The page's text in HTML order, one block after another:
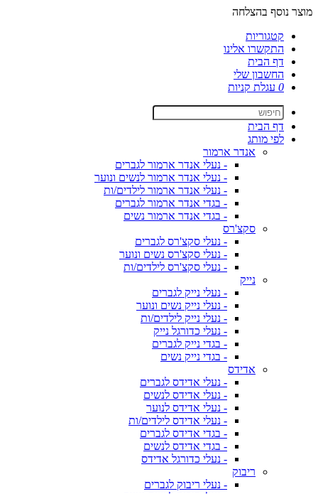
מוצר נוסף בהצלחה
קטגוריות
התקשרו אלינו
דף הבית
החשבון שלי
0 עגלת קניות
דף הבית
לפי מותג
אנדר ארמור
- נעלי אנדר ארמור לגברים
- נעלי אנדר ארמור לנשים ונוער
- נעלי אנדר ארמור לילדים/ות
- בגדי אנדר ארמור לגברים
- בגדי אנדר ארמור נשים
סקצ'רס
- נעלי סקצ'רס לגברים
- נעלי סקצ'רס נשים ונוער
- נעלי סקצ'רס לילדים/ות
נייק
- נעלי נייק לגברים
- נעלי נייק נשים ונוער
- נעלי נייק לילדים/ות
- נעלי כדורגל נייק
- בגדי נייק לגברים
- בגדי נייק נשים
אדידס
- נעלי אדידס לגברים
- נעלי אדידס לנשים
- נעלי אדידס לנוער
- נעלי אדידס לילדים/ות
- בגדי אדידס לגברים
- בגדי אדידס לנשים
- נעלי כדורגל אדידס
ריבוק
- נעלי ריבוק לגברים